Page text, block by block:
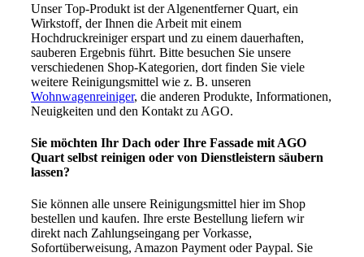
Unser Top-Produkt ist der Algenentferner Quart, ein
Wirkstoff, der Ihnen die Arbeit mit einem
Hochdruckreiniger erspart und zu einem dauerhaften,
sauberen Ergebnis führt. Bitte besuchen Sie unsere
verschiedenen Shop-Kategorien, dort finden Sie viele
weitere Reinigungsmittel wie z. B. unseren
Wohnwagenreiniger, die anderen Produkte, Informationen,
Neuigkeiten und den Kontakt zu AGO.
Sie möchten Ihr Dach oder Ihre Fassade mit AGO
Quart selbst reinigen oder von Dienstleistern säubern
lassen?
Sie können alle unsere Reinigungsmittel hier im Shop
bestellen und kaufen. Ihre erste Bestellung liefern wir
direkt nach Zahlungseingang per Vorkasse,
Sofortüberweisung, Amazon Payment oder Paypal. Sie